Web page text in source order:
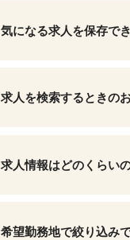
気になる求人を保存で
求人を検索するときの
求人情報はどのくらい
希望勤務地で絞り込み